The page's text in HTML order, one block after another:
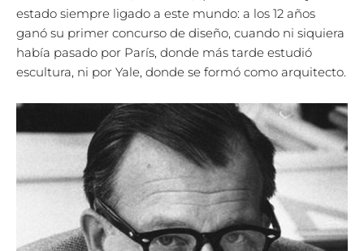
estado siempre ligado a este mundo: a los 12 años
ganó su primer concurso de diseño, cuando ni siquiera
había pasado por París, donde más tarde estudió
escultura, ni por Yale, donde se formó como arquitecto.